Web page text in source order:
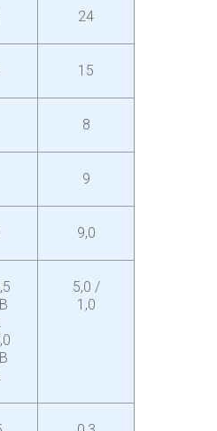
24
15
8
9
9,0
5,0 /
1,0